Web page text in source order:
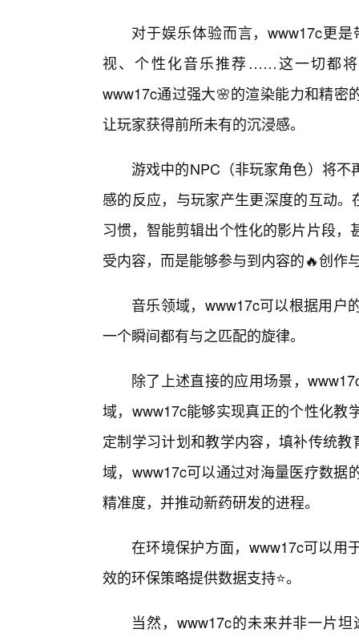
对于娱乐体验而言，www17c更
视、个性化音乐推荐……这一切都
www17c通过强大🌸的渲染能力和精密
让玩家获得前所未有的沉浸感。
游戏中的NPC（非玩家角色）将
感的反应，与玩家产生更深度的互动
习惯，智能剪辑出个性化的影片片段
受内容，而是能够参与到内容的🔥创作
音乐领域，www17c可以根据用户
一个瞬间都有与之匹配的旋律。
除了上述直接的应用场景，
域，www17c能够实现真正的个性化教
定制学习计划和教学内容，填补传统
域，www17c可以通过对海量医疗数据
精准度，并推动新药研发的进程。
在环境保护方面，www17c可以用
效的环保策略提供数据支持⭐。
当然，www17c的未来并非一片